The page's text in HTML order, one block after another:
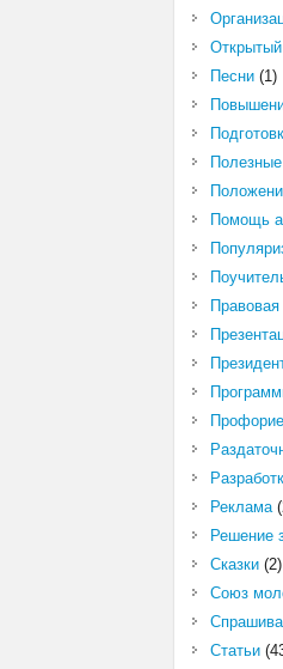
Открытый
Песни(1)
Помощь
Правовая
Реклама
Решение
Сказки(2)
Союз
Статьи